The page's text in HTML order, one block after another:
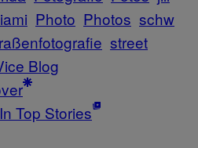
Photo Photos schw
street
Blog
Top Stories